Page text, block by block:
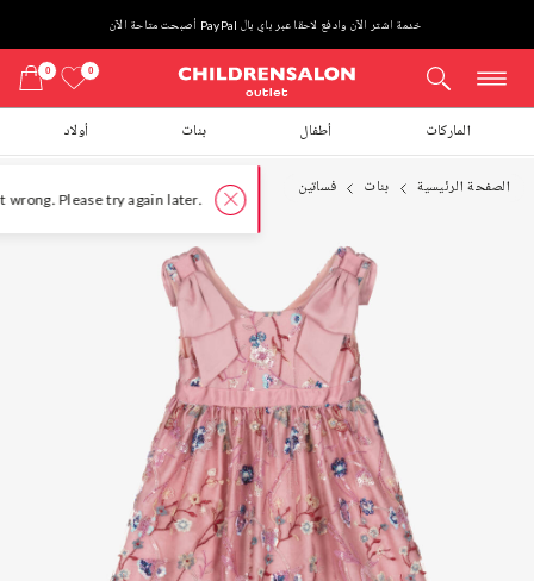
خدمة اشتر الآن وادفع لاحقا عبر باي بال PayPal أصبحت متاحة الآن
0
0
الماركات أطفال بنات أولاد
الصفحة الرئيسية بنات فساتين